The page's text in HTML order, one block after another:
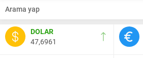
DOLAR
47,6961